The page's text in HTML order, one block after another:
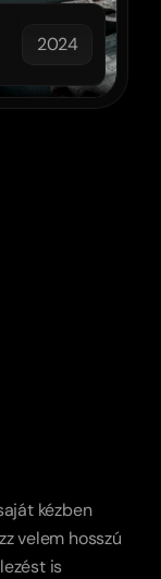
2024
kézben
velem hosszú
is